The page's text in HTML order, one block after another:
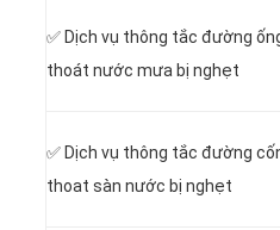
✅ Dịch vụ thông tắc đường
thoát nước mưa bị nghẹt
✅ Dịch vụ thông tắc đường
thoat sàn nước bị nghẹt